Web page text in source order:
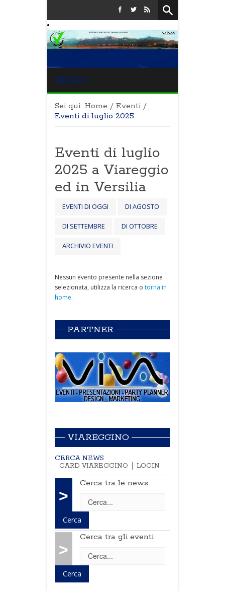
MENU
Sei qui: Home / Eventi /
Eventi di luglio 2025
Eventi di luglio
2025 a Viareggio
ed in Versilia
EVENTI DI OGGI DI AGOSTO
DI SETTEMBRE DI OTTOBRE
ARCHIVIO EVENTI
Nessun evento presente nella sezione
selezionata, utilizza la ricerca o torna in
home.
PARTNER
VIAREGGINO
CERCA NEWS
CARD VIAREGGINO
LOGIN
>
Cerca tra le news
>
Cerca tra gli eventi